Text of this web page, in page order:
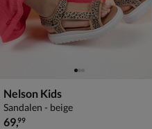
Nelson Kids
Sandalen - beige
€ 69,99
69,99